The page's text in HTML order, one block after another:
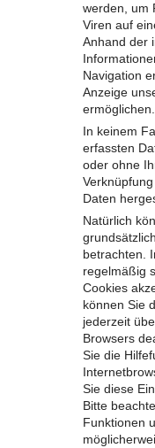
werden, um
Viren auf
Anhand der
Navigation
Anzeige
ermöglichen.
In keinem
erfassten
oder ohne
Daten
Natürlich
betrachten.
regelmäßig
Cookies
können Sie
jederzeit
Browsers
Sie die
Sie diese
Bitte
Funktionen